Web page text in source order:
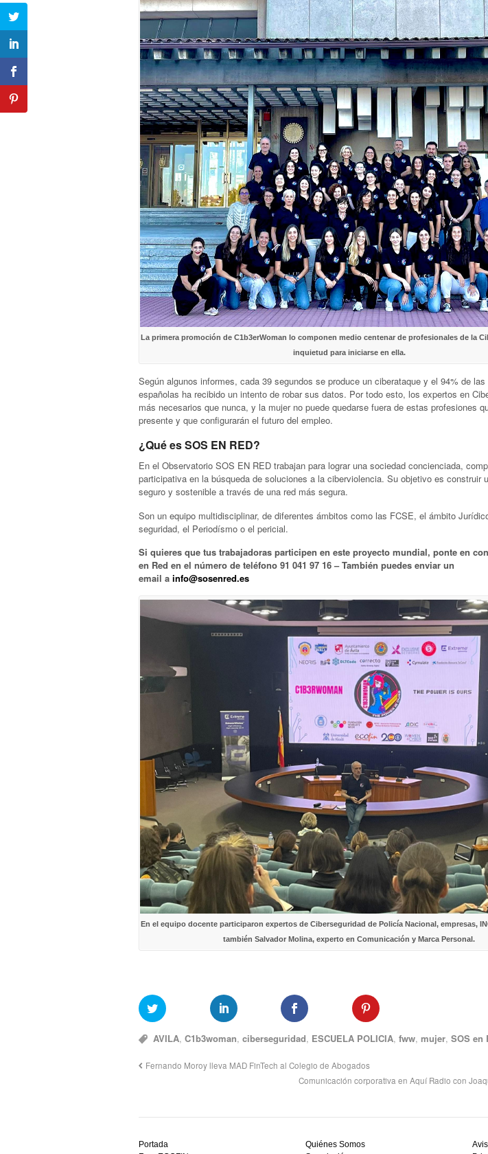
La primera promoción de C1b3erWoman lo componen medio centenar de profesionales de la
inquietud para iniciarse en ella.
Según algunos informes, cada 39 segundos se produce un ciberataque y el 94% de las
españolas ha recibido un intento de robar sus datos. Por todo esto, los expertos en
más necesarios que nunca, y la mujer no puede quedarse fuera de estas profesiones
presente y que configurarán el futuro del empleo.
¿Qué es SOS EN RED?
En el Observatorio SOS EN RED trabajan para lograr una sociedad concienciada,
participativa en la búsqueda de soluciones a la ciberviolencia. Su objetivo es construir
seguro y sostenible a través de una red más segura.
Son un equipo multidisciplinar, de diferentes ámbitos como las FCSE, el ámbito
seguridad, el Periodísmo o el pericial.
Si quieres que tus trabajadoras participen en este proyecto mundial, ponte en
en Red en el número de teléfono 91 041 97 16 – También puedes enviar un
email a info@sosenred.es
En el equipo docente participaron expertos de Ciberseguridad de Policía Nacional, empresas,
también Salvador Molina, experto en Comunicación y Marca Personal.
AVILA,C1b3woman,ciberseguridad, ESCUELA POLICIA,fww,mujer,SOS en
Fernando Moroy lleva MAD FinTech al Colegio de Abogados
Comunicación corporativa en Aquí Radio con
mejor
Portada
Quiénes Somos